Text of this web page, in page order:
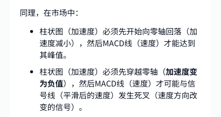
同理，在市场中：
柱状图（加速度）必须先开始向零轴回落（加
速度减小），然后MACD线（速度）才能达到
其峰值。
柱状图（加速度）必须先穿越零轴（加速度变
为负值），然后MACD线（速度）才可能与信
号线（平滑后的速度）发生死叉（速度方向改
变的信号）。